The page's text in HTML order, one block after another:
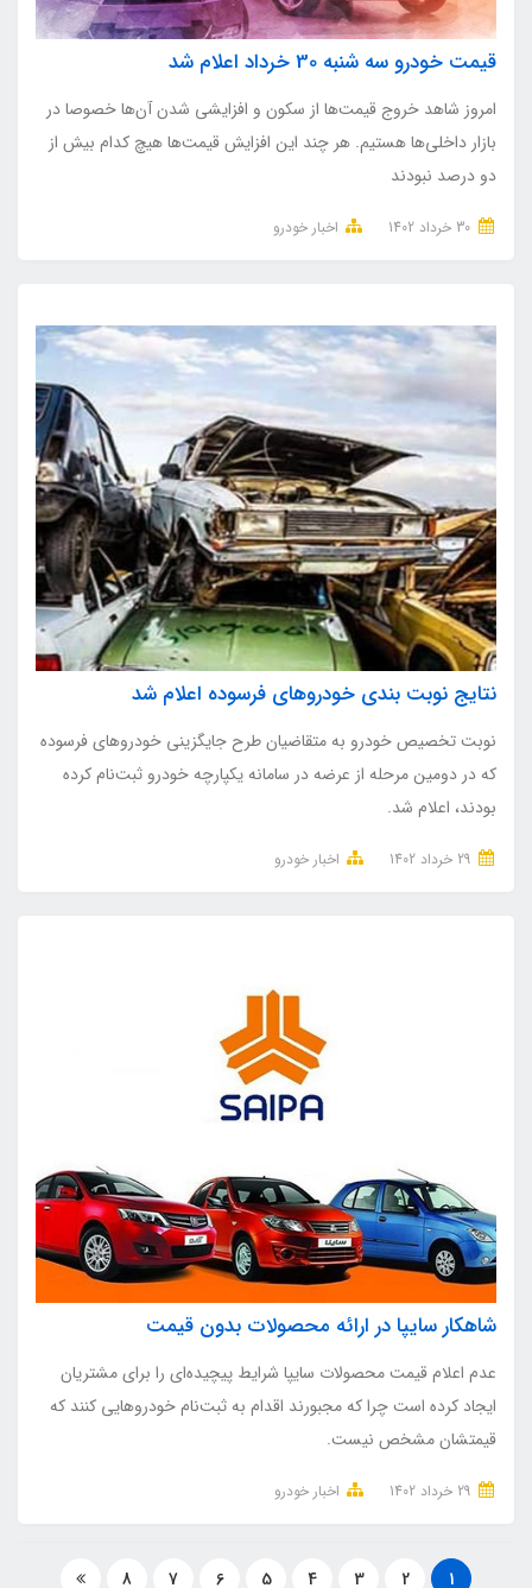
قیمت خودرو سه شنبه 30 خرداد اعلام شد
امروز شاهد خروج قیمت‌ها از سکون و افزایشی شدن آن‌ها خصوصا در
بازار داخلی‌ها هستیم. هر چند این افزایش قیمت‌ها هیچ کدام بیش از
دو درصد نبودند
اخبار خودرو
نتایج نوبت‌ بندی خودروهای فرسوده اعلام شد
نوبت تخصیص خودرو به متقاضیان طرح جایگزینی خودروهای فرسوده
که در دومین مرحله از عرضه در سامانه یکپارچه خودرو ثبت‌نام کرده
بودند، اعلام شد.
اخبار خودرو
شاهکار سایپا در ارائه محصولات بدون قیمت
عدم اعلام قیمت محصولات سایپا شرایط پیچیده‌ای را برای مشتریان
ایجاد کرده است چرا که مجبورند اقدام به ثبت‌نام خودروهایی کنند که
قیمتشان مشخص نیست.
اخبار خودرو
1
2
3
4
5
6
7
8